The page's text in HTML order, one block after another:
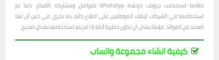
لطالما استخدمت جروبات دردشة WhatsApp للتواصل ومشاركة الأفكار. كما تم
استخدامها في الشركات لإبقاء الموظفين على اطلاع دائم بما يجري. في حين أن لها
العديد من الفوائد ، فإنها يمكن أن تكون خطيرة أيضًا إذا لم يتم استخدامها بشكل صحيح.
كيفية انشاء مجموعة واتساب